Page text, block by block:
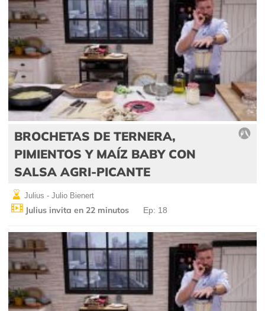
BROCHETAS DE TERNERA,
PIMIENTOS Y MAÍZ BABY CON
SALSA AGRI-PICANTE
Julius - Julio Bienert
Julius invita en 22 minutos Ep: 18